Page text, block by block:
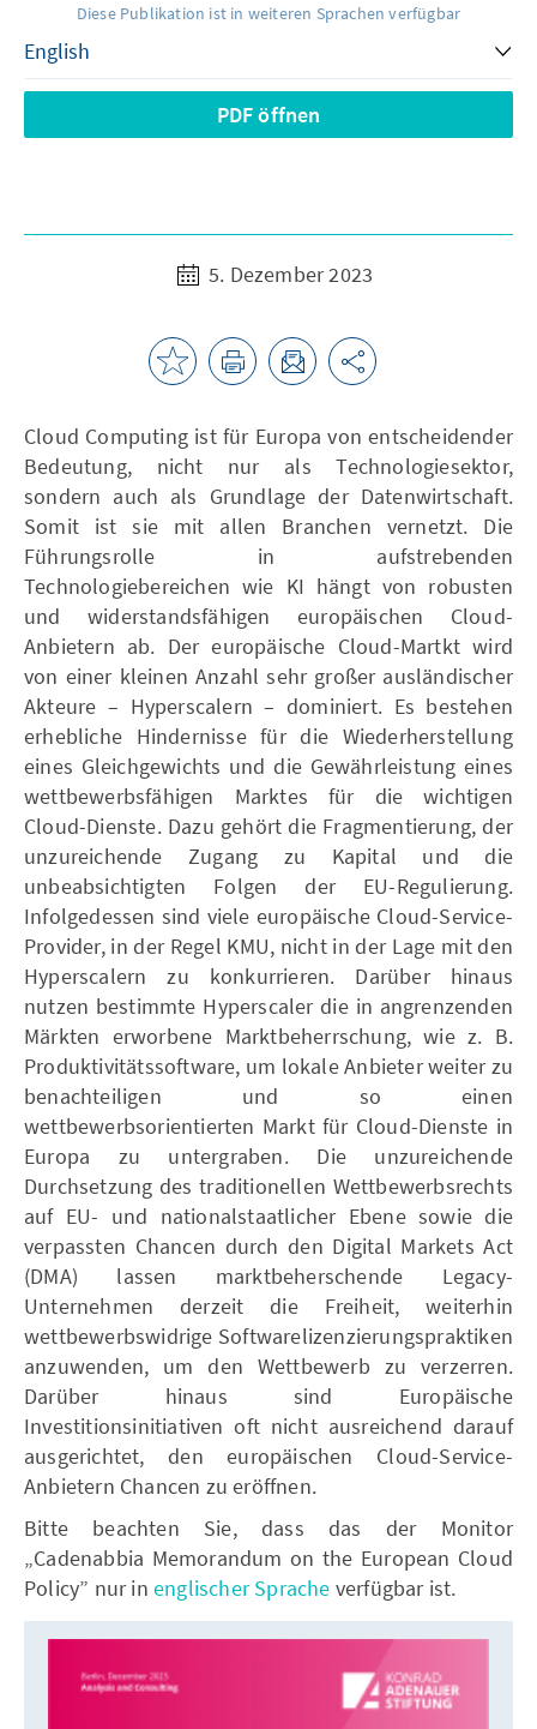
Diese Publikation ist in weiteren Sprachen verfügbar
PDF öffnen
5. Dezember 2023
Cloud Computing ist für Europa von entscheidender
Bedeutung, nicht nur als Technologiesektor,
sondern auch als Grundlage der Datenwirtschaft.
Somit ist sie mit allen Branchen vernetzt. Die
Führungsrolle in aufstrebenden
Technologiebereichen wie KI hängt von robusten
und widerstandsfähigen europäischen Cloud-
Anbietern ab. Der europäische Cloud-Martkt wird
von einer kleinen Anzahl sehr großer ausländischer
Akteure – Hyperscalern – dominiert. Es bestehen
erhebliche Hindernisse für die Wiederherstellung
eines Gleichgewichts und die Gewährleistung eines
wettbewerbsfähigen Marktes für die wichtigen
Cloud-Dienste. Dazu gehört die Fragmentierung, der
unzureichende Zugang zu Kapital und die
unbeabsichtigten Folgen der EU-Regulierung.
Infolgedessen sind viele europäische Cloud-Service-
Provider, in der Regel KMU, nicht in der Lage mit den
Hyperscalern zu konkurrieren. Darüber hinaus
nutzen bestimmte Hyperscaler die in angrenzenden
Märkten erworbene Marktbeherrschung, wie z. B.
Produktivitätssoftware, um lokale Anbieter weiter zu
benachteiligen und so einen
wettbewerbsorientierten Markt für Cloud-Dienste in
Europa zu untergraben. Die unzureichende
Durchsetzung des traditionellen Wettbewerbsrechts
auf EU- und nationalstaatlicher Ebene sowie die
verpassten Chancen durch den Digital Markets Act
(DMA) lassen marktbeherschende Legacy-
Unternehmen derzeit die Freiheit, weiterhin
wettbewerbswidrige Softwarelizenzierungspraktiken
anzuwenden, um den Wettbewerb zu verzerren.
Darüber hinaus sind Europäische
Investitionsinitiativen oft nicht ausreichend darauf
ausgerichtet, den europäischen Cloud-Service-
Anbietern Chancen zu eröffnen.
Bitte beachten Sie, dass das der Monitor
„Cadenabbia Memorandum on the European Cloud
Policy” nur in englischer Sprache verfügbar ist.